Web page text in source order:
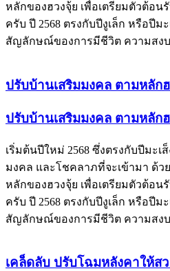
หลักของฮวงจุ้ย เพื่อเตรียมตัวต้อน
ครับ ปี 2568 ตรงกับปีงูเล็ก หรือปีม
สัญลักษณ์ของการมีชีวิต ความสงบ
ปรับบ้านเสริมมงคล ตามหลัก
ปรับบ้านเสริมมงคล ตามหลัก
เริ่มต้นปีใหม่ 2568 ซึ่งตรงกับปีมะเ
มงคล และโชคลาภที่จะเข้ามา ด้ว
หลักของฮวงจุ้ย เพื่อเตรียมตัวต้อน
ครับ ปี 2568 ตรงกับปีงูเล็ก หรือปีม
สัญลักษณ์ของการมีชีวิต ความสงบ
เคล็ดลับ ปรับโฉมหลังคาให้สว